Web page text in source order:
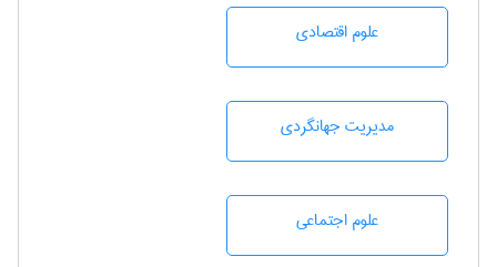
علوم اقتصادی
مديريت جهانگردی
علوم اجتماعی